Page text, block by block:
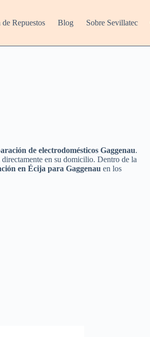
de Repuestos Blog Sobre Sevillatec
de electrodomésticos Gaggenau.
en su domicilio. Dentro de la
en Écija para Gaggenau en los